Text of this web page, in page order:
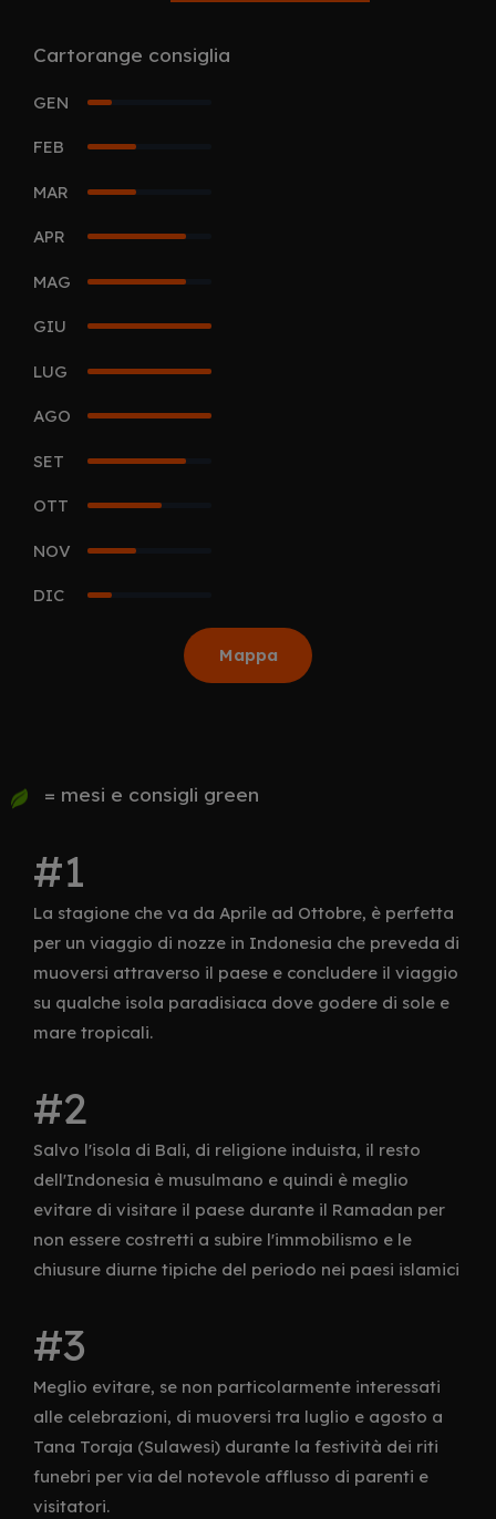
Cartorange consiglia
GEN
FEB
MAR
APR
MAG
GIU
LUG
AGO
SET
OTT
NOV
DIC
Mappa
= mesi e consigli green
La stagione che va da Aprile ad Ottobre, è perfetta
per un viaggio di nozze in Indonesia che preveda di
muoversi attraverso il paese e concludere il viaggio
su qualche isola paradisiaca dove godere di sole e
mare tropicali.
Salvo l'isola di Bali, di religione induista, il resto
dell'Indonesia è musulmano e quindi è meglio
evitare di visitare il paese durante il Ramadan per
non essere costretti a subire l'immobilismo e le
chiusure diurne tipiche del periodo nei paesi islamici
Meglio evitare, se non particolarmente interessati
alle celebrazioni, di muoversi tra luglio e agosto a
Tana Toraja (Sulawesi) durante la festività dei riti
funebri per via del notevole afflusso di parenti e
visitatori.